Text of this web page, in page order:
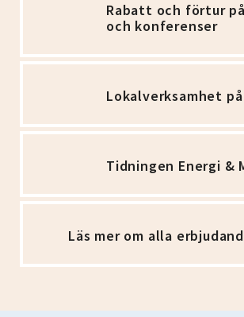
Rabatt och förtur
och konferenser
Lokalverksamhet
Tidningen Energi &
Läs mer om alla